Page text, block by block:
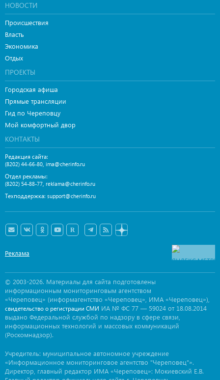
НОВОСТИ
Происшествия
Власть
Экономика
Отдых
ПРОЕКТЫ
Городская афиша
Прямые трансляции
Гид по Череповцу
Мой комфортный двор
КОНТАКТЫ
Редакция сайта:
(8202) 44-66-80, ima@cherinfo.ru
Отдел рекламы:
(8202) 54-88-77, reklama@cherinfo.ru
Техподдержка: support@cherinfo.ru
Реклама
© 2003-2026. Материалы для сайта подготовлены
информационным мониторинговым агентством
«Череповец» (информагентство «Череповец», ИМА «Череповец»),
свидетельство о регистрации СМИ ИА № ФС 77 — 59024 от 18.08.2014
выдано Федеральной службой по надзору в сфере связи,
информационных технологий и массовых коммуникаций
(Роскомнадзор).
Учредитель: муниципальное автономное учреждение
«Информационное мониторинговое агентство "Череповец"».
Директор, главный редактор ИМА «Череповец»: Мокиевский Е.В.